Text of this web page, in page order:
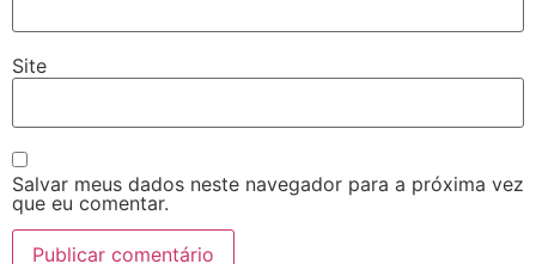
Site
Salvar meus dados neste navegador para a próxima vez
que eu comentar.